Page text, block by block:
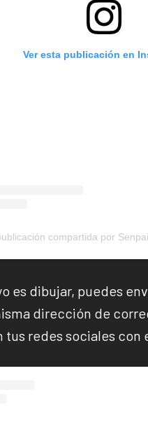
Ver esta publicación en
compartida por
es dibujar, puedes
dirección de
tus redes sociales con